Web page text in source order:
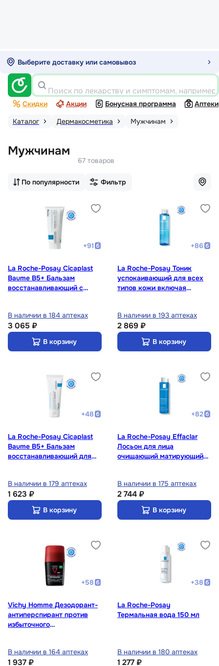
Выберите доставку или самовывоз
Поиск по лекарству и симптомам,
Скидки Акции Бонусная программа
Аптеки
Каталог
Дермакосметика Мужчинам
Мужчинам
67 товаров
По популярности Фильтр
+91
La Roche-Posay Cicaplast
Baume B5+ Бальзам
восстанавливающий с
В наличии в 184 аптеках
3 065 ₽
В корзину
+86
La Roche-Posay Тоник
успокаивающий для всех
типов кожи включая
В наличии в 193 аптеках
2 869 ₽
В корзину
+48
La Roche-Posay Cicaplast
Baume B5+ Бальзам
восстанавливающий для
В наличии в 179 аптеках
1 623 ₽
В корзину
+82
La Roche-Posay Effaclar
Лосьон для лица
очищающий матирующий
В наличии в 175 аптеках
2 744 ₽
В корзину
+58
Vichy Homme Дезодорант-
антиперспирант против
избыточного
В наличии в 164 аптеках
1 937 ₽
+38
La Roche-Posay
Термальная вода 150 мл
В наличии в 180 аптеках
1 277 ₽